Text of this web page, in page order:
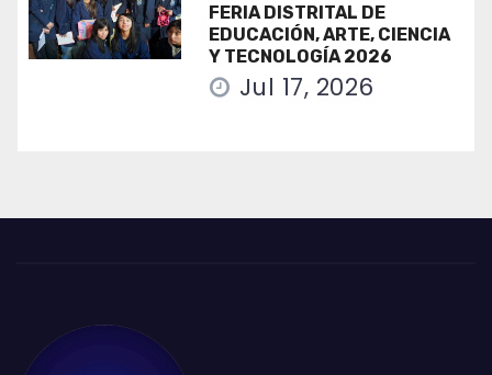
FERIA DISTRITAL DE
EDUCACIÓN, ARTE, CIENCIA
Y TECNOLOGÍA 2026
Jul 17, 2026